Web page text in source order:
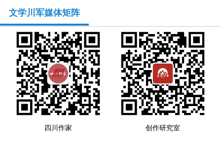
文学川军媒体矩阵
四川作家 创作研究室